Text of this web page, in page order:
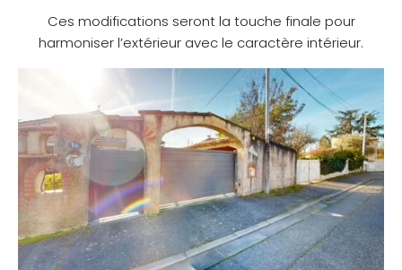
Ces modifications seront la touche finale pour
harmoniser l’extérieur avec le caractère intérieur.